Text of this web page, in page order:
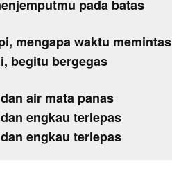
pada batas
mengapa waktu memintas
begitu bergegas
air mata panas
engkau terlepas
engkau terlepas